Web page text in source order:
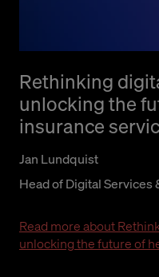
Rethinking
unlocking the
insurance
Jan Lundquist
Head of Digital Services
Read more about
unlocking the future of